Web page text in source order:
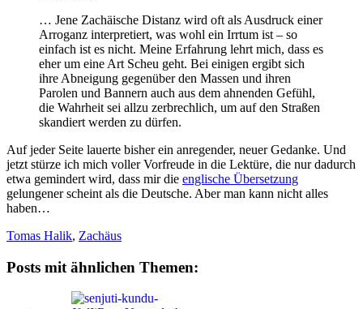
… Jene Zachäische Distanz wird oft als Ausdruck einer
Arroganz interpretiert, was wohl ein Irrtum ist – so
einfach ist es nicht. Meine Erfahrung lehrt mich, dass es
eher um eine Art Scheu geht. Bei einigen ergibt sich
ihre Abneigung gegenüber den Massen und ihren
Parolen und Bannern auch aus dem ahnenden Gefühl,
die Wahrheit sei allzu zerbrechlich, um auf den Straßen
skandiert werden zu dürfen.
Auf jeder Seite lauerte bisher ein anregender, neuer Gedanke. Und
jetzt stürze ich mich voller Vorfreude in die Lektüre, die nur dadurch
etwa gemindert wird, dass mir die englische Übersetzung
gelungener scheint als die Deutsche. Aber man kann nicht alles
haben…
Tomas Halik, Zachäus
Posts mit ähnlichen Themen: